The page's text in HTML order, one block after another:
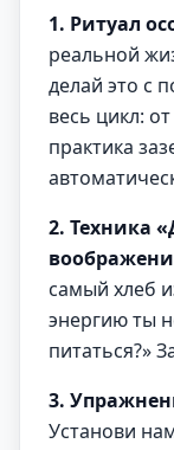
1. Ритуал
реальной
делай это с
весь цикл:
практика
2. Техника
самый хлеб
энергию ты
питаться?»
3.
Установи